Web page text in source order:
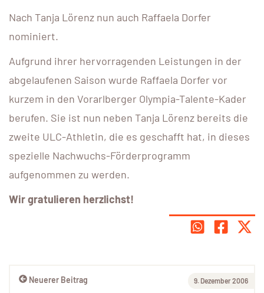
Nach Tanja Lörenz nun auch Raffaela Dorfer
nominiert.
Aufgrund ihrer hervorragenden Leistungen in der
abgelaufenen Saison wurde Raffaela Dorfer vor
kurzem in den Vorarlberger Olympia-Talente-Kader
berufen. Sie ist nun neben Tanja Lörenz bereits die
zweite ULC-Athletin, die es geschafft hat, in dieses
spezielle Nachwuchs-Förderprogramm
aufgenommen zu werden.
Wir gratulieren herzlichst!
Neuerer Beitrag 9. Dezember 2006